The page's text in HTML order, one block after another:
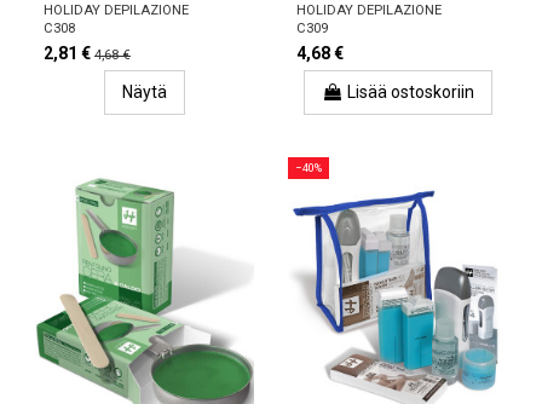
HOLIDAY DEPILAZIONE
C308
2,81 € 4,68 €
Näytä
HOLIDAY DEPILAZIONE
C309
4,68 €
Lisää ostoskoriin
−40%